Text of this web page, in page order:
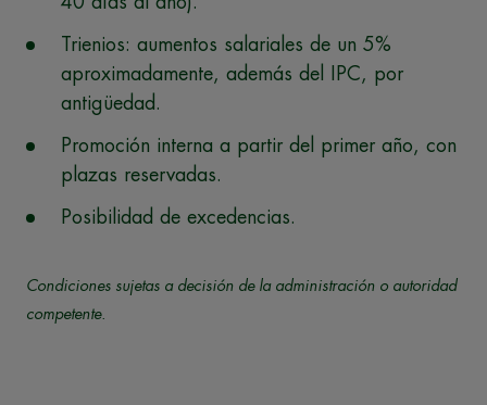
Trienios: aumentos salariales de un 5%
aproximadamente, además del IPC, por
antigüedad.
Promoción interna a partir del primer año, con
plazas reservadas.
Posibilidad de excedencias.
Condiciones sujetas a decisión de la administración o autoridad
competente.